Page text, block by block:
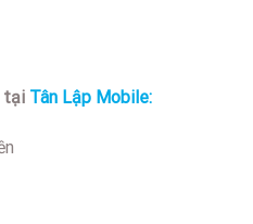
tại Tân Lập Mobile: